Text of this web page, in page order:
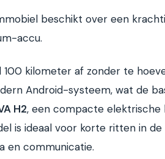
beschikt over een
accu.
kilometer af zonder te
Android-systeem, wat de
H2, een compacte elektrische
is ideaal voor korte ritten in
en communicatie.